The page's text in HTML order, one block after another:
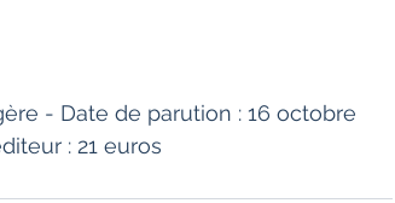
- Date de parution : 16 octobre
: 21 euros